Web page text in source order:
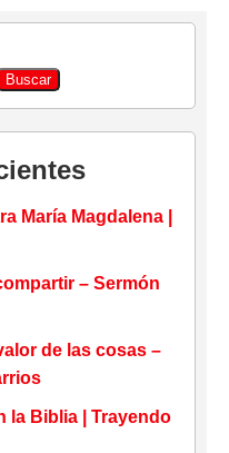
Buscar
María Magdalena |
– Sermón
de las cosas –
la Biblia | Trayendo